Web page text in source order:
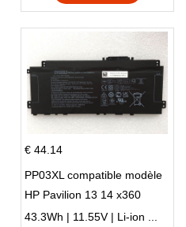
€ 44.14
PP03XL compatible modèle
HP Pavilion 13 14 x360
L83388-AC1 L83388-421
43.3Wh | 11.55V | Li-ion ...